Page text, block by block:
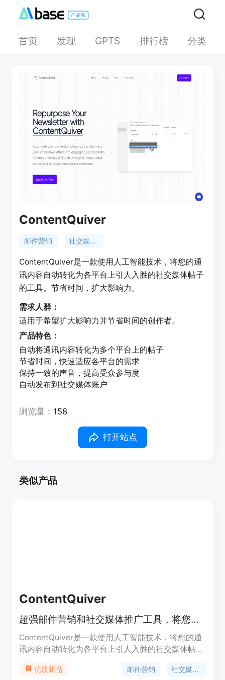
首页 发现 GPTS 排行榜 分类
ContentQuiver
邮件营销 社交媒体推广
ContentQuiver是一款使用人工智能技术，将您的通
讯内容自动转化为各平台上引人入胜的社交媒体帖子
的工具。节省时间，扩大影响力。
需求人群：
适用于希望扩大影响力并节省时间的创作者。
产品特色：
自动将通讯内容转化为多个平台上的帖子
节省时间，快速适应各平台的需求
保持一致的声音，提高受众参与度
自动发布到社交媒体账户
浏览量： 158
打开站点
类似产品
ContentQuiver
超强邮件营销和社交媒体推广工具，将您的通讯内容智能转化为吸引人的社交媒体帖子。
ContentQuiver是一款使用人工智能技术，将您的通
讯内容自动转化为各平台上引人入胜的社交媒体帖子
优质新品 邮件营销 社交媒体推广